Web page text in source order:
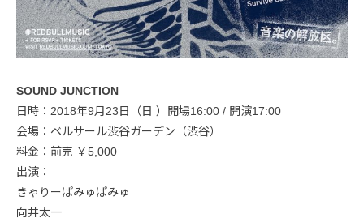
SOUND JUNCTION
日時：2018年9月23日（日 ）開場16:00 / 開演17:00
会場：ベルサール渋谷ガーデン（渋谷）
料金：前売 ￥5,000
出演：
きゃりーぱみゅぱみゅ
向井太一